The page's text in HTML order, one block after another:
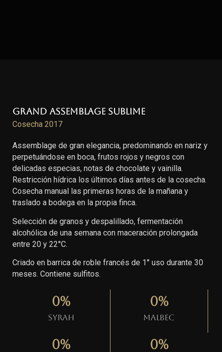
Grand Assemblage Sublime
Cosecha 2017
Assemblage de gran elegancia, predominando en nariz y
perpetuándose en boca, frutos rojos y negros con
delicadas especias, notas de chocolate y vainilla.
Restricción hídrica los últimos días antes de la cosecha.
Cosecha manual las primeras horas de la mañana y
traslado a bodega en la propia finca.
Selección de granos y despalillado, fermentación
alcohólica de una semana con maceración prolongada
entre 20 y 22°C.
Criado en barrica de roble francés de 1° uso durante 30
meses. Contiene sulfitos.
Syrah
0%
Malbec
0%
0% 0%